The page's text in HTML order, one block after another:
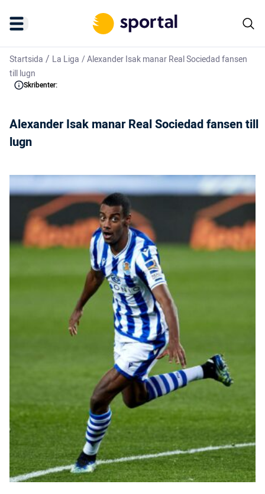
Startsida / La Liga /Alexander Isak manar Real Sociedad fansen
till lugn
Skribenter:
Alexander Isak manar Real Sociedad fansen till
lugn